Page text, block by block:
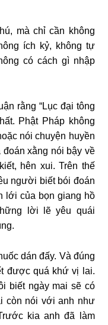
mà chỉ cần không
ích kỷ, không tự
có cách gì nhập
rằng “Lục đại tông
Phật Pháp không
nói chuyện huyền
xằng nói bậy về
hên xui. Trên thế
người biết bói đoán
lới của bọn giang hồ
lời lẽ yêu quái
dán đấy. Và đúng
được quá khứ vị lai.
biết ngày mai sẽ có
còn nói với anh như
kia anh đã làm